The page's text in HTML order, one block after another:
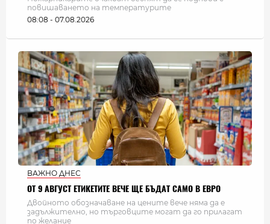
повишаването на температурите
08:08 - 07.08.2026
ВАЖНО ДНЕС
ОТ 9 АВГУСТ ЕТИКЕТИТЕ ВЕЧЕ ЩЕ БЪДАТ САМО В ЕВРО
Двойното обозначаване на цените вече няма да е
задължително, но търговците могат да го прилагат
по желание